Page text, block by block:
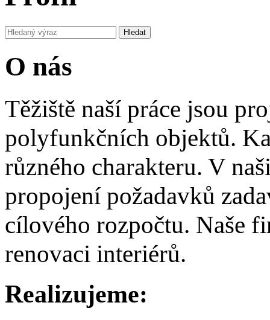
O nás
Těžiště naší práce jsou
polyfunkčních objektů.
různého charakteru. V
propojení požadavků
cílového rozpočtu. Naše
renovaci interiérů.
Realizujeme: